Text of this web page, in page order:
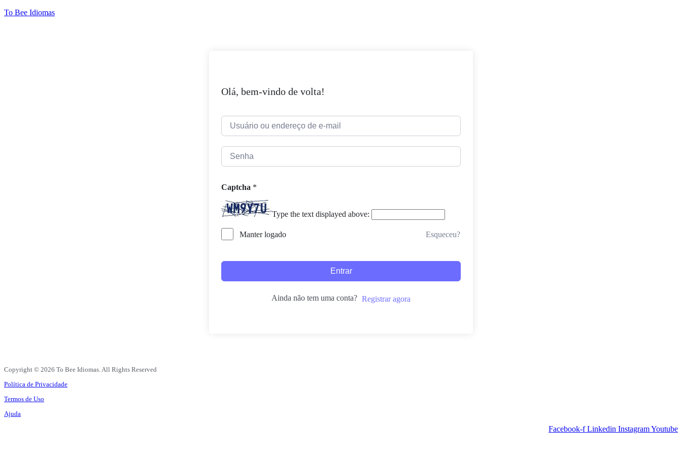
Ir
To Bee Idiomas
Olá, bem-vindo de volta!
Captcha *
Type the text displayed above:
Manter logado Esqueceu?
Entrar
Ainda não tem uma conta? Registrar agora
Copyright © 2026 To Bee Idiomas. All Rights Reserved
Política de Privacidade
Termos de Uso
Ajuda
Facebook-f Linkedin InstagramYoutube